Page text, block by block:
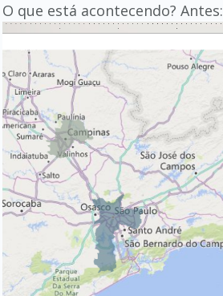
O que está acontecendo? Antes: